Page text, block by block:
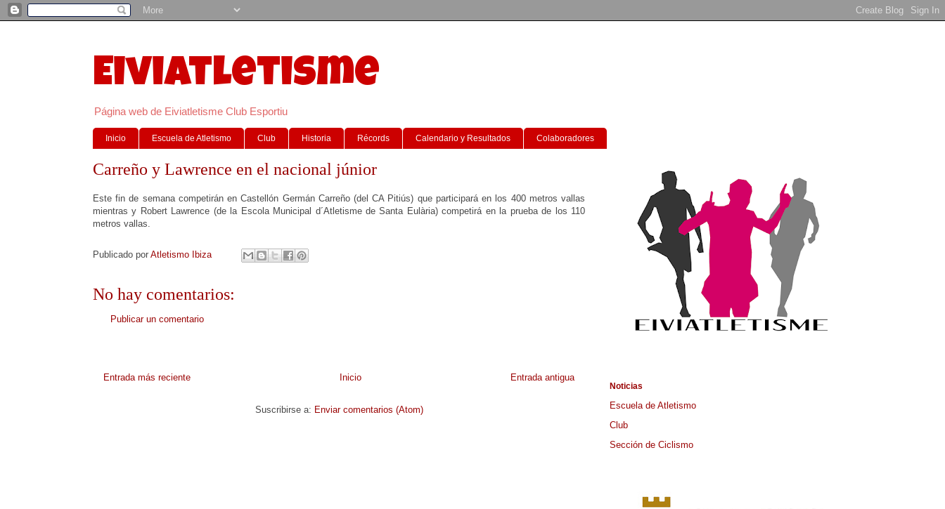
Eiviatletisme
Página web de Eiviatletisme Club Esportiu
Inicio Escuela de Atletismo Club Historia Récords Calendario y Resultados Colaboradores
Carreño y Lawrence en el nacional júnior
Este fin de semana competirán en Castellón Germán Carreño (del CA Pitiús) que participará en los 400 metros vallas
mientras y Robert Lawrence (de la Escola Municipal d´Atletisme de Santa Eulària) competirá en la prueba de los 110
metros vallas.
Publicado por Atletismo Ibiza
No hay comentarios:
Publicar un comentario
Entrada más reciente Entrada antigua
Inicio
Suscribirse a: Enviar comentarios (Atom)
Noticias
Escuela de Atletismo
Club
Sección de Ciclismo